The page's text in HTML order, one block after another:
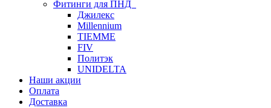
Фитинги для ПНД
Джилекс
Millennium
TIEMME
FIV
Политэк
UNIDELTA
Наши акции
Оплата
Доставка